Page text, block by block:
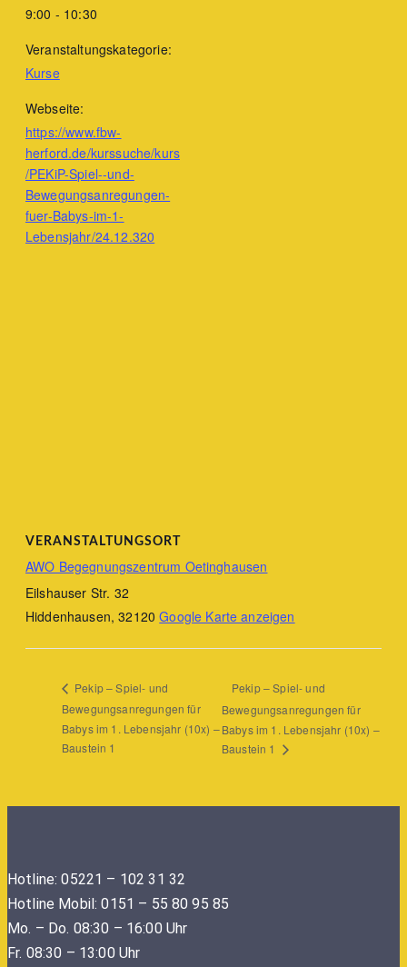
9:00 - 10:30
Veranstaltungskategorie:
Kurse
Webseite:
https://www.fbw-
herford.de/kurssuche/kurs
/PEKiP-Spiel--und-
Bewegungsanregungen-
fuer-Babys-im-1-
Lebensjahr/24.12.320
VERANSTALTUNGSORT
AWO Begegnungszentrum Oetinghausen
Eilshauser Str. 32
Hiddenhausen, 32120 Google Karte anzeigen
Pekip – Spiel- und
Bewegungsanregungen für
Babys im 1. Lebensjahr (10x) –
Baustein 1
Pekip – Spiel- und
Bewegungsanregungen für
Babys im 1. Lebensjahr (10x) –
Baustein 1
Hotline: 05221 – 102 31 32
Hotline Mobil: 0151 – 55 80 95 85
Mo. – Do. 08:30 – 16:00 Uhr
Fr. 08:30 – 13:00 Uhr